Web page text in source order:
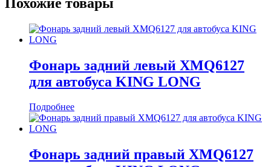
Фонарь задний левый XMQ6127
для автобуса KING LONG
Подробнее
Фонарь задний правый XMQ6127